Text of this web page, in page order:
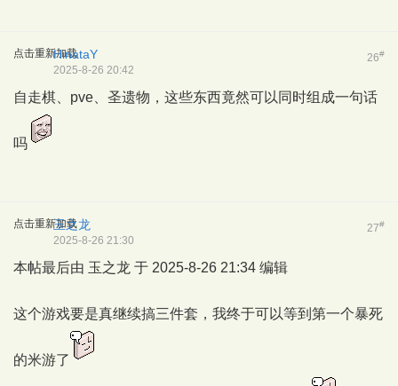
点击重新加载 26#
HinataY
2025-8-26 20:42
自走棋、pve、圣遗物，这些东西竟然可以同时组成一句话
吗
点击重新加载 27#
玉之龙
2025-8-26 21:30
本帖最后由 玉之龙 于 2025-8-26 21:34 编辑
这个游戏要是真继续搞三件套，我终于可以等到第一个暴死
的米游了